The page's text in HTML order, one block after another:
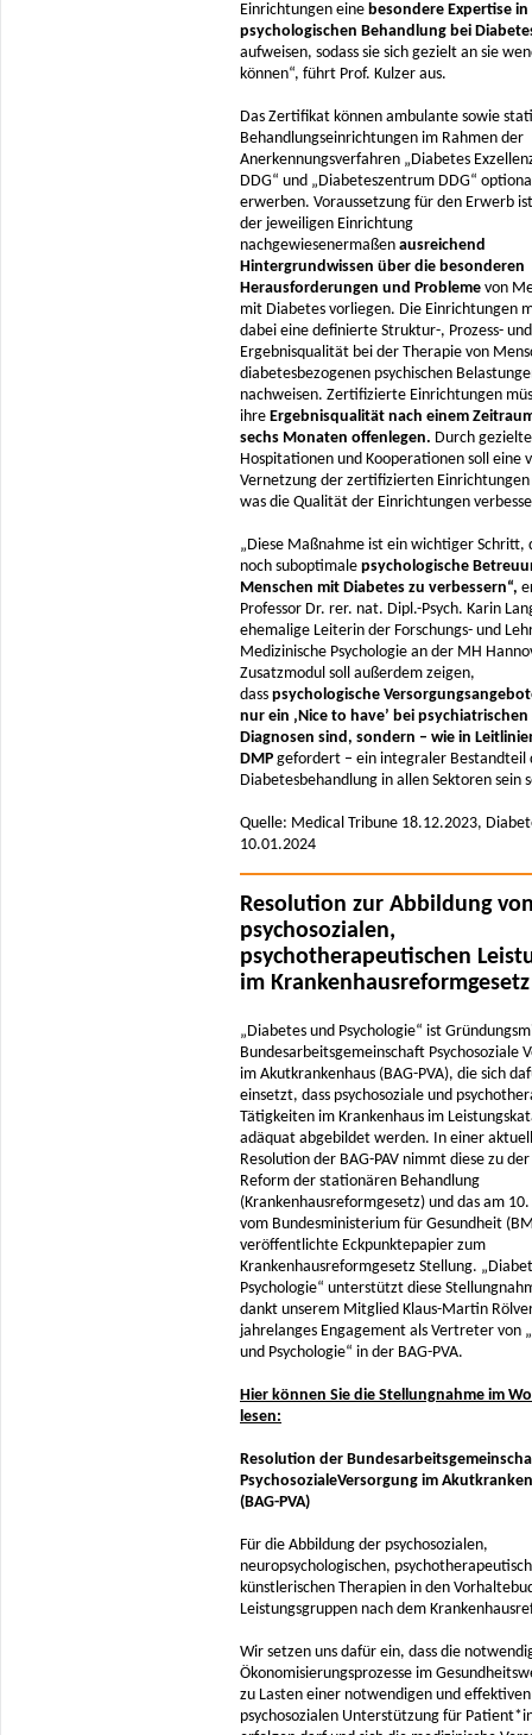
Einrichtungen eine besondere Expertise in
psychologischen Behandlung bei
aufweisen, sodass sie sich gezielt an sie
können“, führt Prof. Kulzer aus.
Das Zertifikat können ambulante sowie
Behandlungseinrichtungen im Rahmen der
Anerkennungsverfahren „Diabetes
DDG“ und „Diabeteszentrum DDG“
erwerben. Voraussetzung für den Erwerb
der jeweiligen Einrichtung
nachgewiesenermaßen ausreichend
Hintergrundwissen über die besonderen
Herausforderungen und Probleme von
mit Diabetes vorliegen. Die Einrichtungen
dabei eine definierte Struktur-, Prozess- und
Ergebnisqualität bei der Therapie von
diabetesbezogenen psychischen
nachweisen. Zertifizierte Einrichtungen
ihre Ergebnisqualität nach einem
sechs Monaten offenlegen. Durch gezielte
Hospitationen und Kooperationen soll eine
Vernetzung der zertifizierten
was die Qualität der Einrichtungen
„Diese Maßnahme ist ein wichtiger Schritt,
noch suboptimale psychologische
Menschen mit Diabetes zu verbessern“,
Professor Dr. rer. nat. Dipl.-Psych. Karin
ehemalige Leiterin der Forschungs- und
Medizinische Psychologie an der MH
Zusatzmodul soll außerdem zeigen,
dass psychologische
nur ein ‚Nice to have’ bei psychiatrischen
Diagnosen sind, sondern – wie in
DMP gefordert – ein integraler Bestandteil
Diabetesbehandlung in allen Sektoren sein
Quelle: Medical Tribune 18.12.2023,
10.01.2024
Resolution zur Abbildung
psychosozialen,
psychotherapeutischen
im Krankenhausreformgesetz
„Diabetes und Psychologie“ ist
Bundesarbeitsgemeinschaft Psychosoziale
im Akutkrankenhaus (BAG-PVA), die sich
einsetzt, dass psychosoziale und
Tätigkeiten im Krankenhaus im
adäquat abgebildet werden. In einer
Resolution der BAG-PAV nimmt diese zu
Reform der stationären Behandlung
(Krankenhausreformgesetz) und das am 10.
vom Bundesministerium für Gesundheit
veröffentlichte Eckpunktepapier zum
Krankenhausreformgesetz Stellung.
Psychologie“ unterstützt diese
dankt unserem Mitglied Klaus-Martin
jahrelanges Engagement als Vertreter von
und Psychologie“ in der BAG-PVA.
Hier können Sie die Stellungnahme im
lesen:
Resolution der
PsychosozialeVersorgung im
(BAG-PVA)
Für die Abbildung der psychosozialen,
neuropsychologischen,
künstlerischen Therapien in den
Leistungsgruppen nach dem
Wir setzen uns dafür ein, dass die
Ökonomisierungsprozesse im
zu Lasten einer notwendigen und effektiven
psychosozialen Unterstützung für